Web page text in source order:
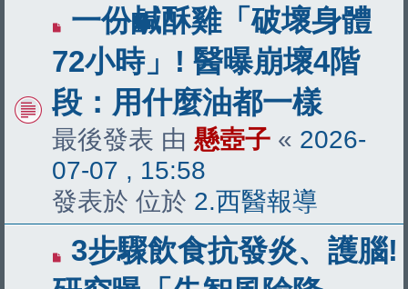
有
新
文
章
一份鹹酥雞「破壞身體
72小時」! 醫曝崩壞4階
段：用什麼油都一樣
最後發表 由 懸壺子 « 2026-
07-07 , 15:58
發表於 位於 2.西醫報導
有
新
3步驟飲食抗發炎、護腦!